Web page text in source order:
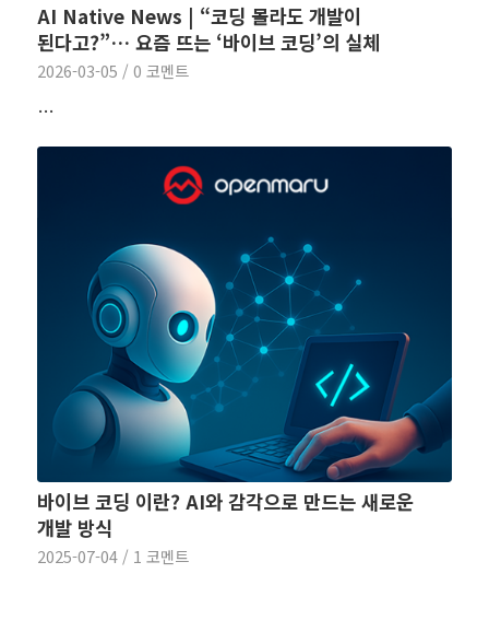
AI Native News | “코딩 몰라도 개발이
된다고?”… 요즘 뜨는 ‘바이브 코딩’의 실체
2026-03-05 / 0 코멘트
…
바이브 코딩 이란? AI와 감각으로 만드는 새로운
개발 방식
2025-07-04 / 1 코멘트